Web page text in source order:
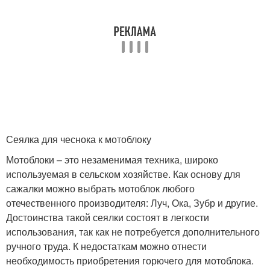
Сеялка для чеснока к мотоблоку
Мотоблоки – это незаменимая техника, широко
используемая в сельском хозяйстве. Как основу для
сажалки можно выбрать мотоблок любого
отечественного производителя: Луч, Ока, Зубр и другие.
Достоинства такой сеялки состоят в легкости
использования, так как не потребуется дополнительного
ручного труда. К недостаткам можно отнести
необходимость приобретения горючего для мотоблока.